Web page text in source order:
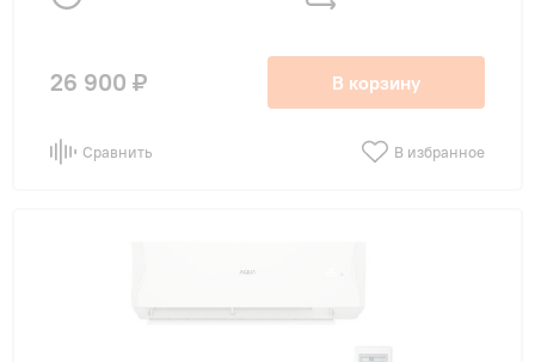
26 900 ₽ В корзину
Сравнить В избранное